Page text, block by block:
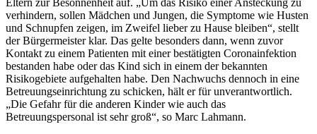
Eltern zur Besonnenheit auf. „Um das Risiko einer Ansteckung zu
verhindern, sollen Mädchen und Jungen, die Symptome wie Husten
und Schnupfen zeigen, im Zweifel lieber zu Hause bleiben“, stellt
der Bürgermeister klar. Das gelte besonders dann, wenn zuvor
Kontakt zu einem Patienten mit einer bestätigten Coronainfektion
bestanden habe oder das Kind sich in einem der bekannten
Risikogebiete aufgehalten habe. Den Nachwuchs dennoch in eine
Betreuungseinrichtung zu schicken, hält er für unverantwortlich.
„Die Gefahr für die anderen Kinder wie auch das
Betreuungspersonal ist sehr groß“, so Marc Lahmann.